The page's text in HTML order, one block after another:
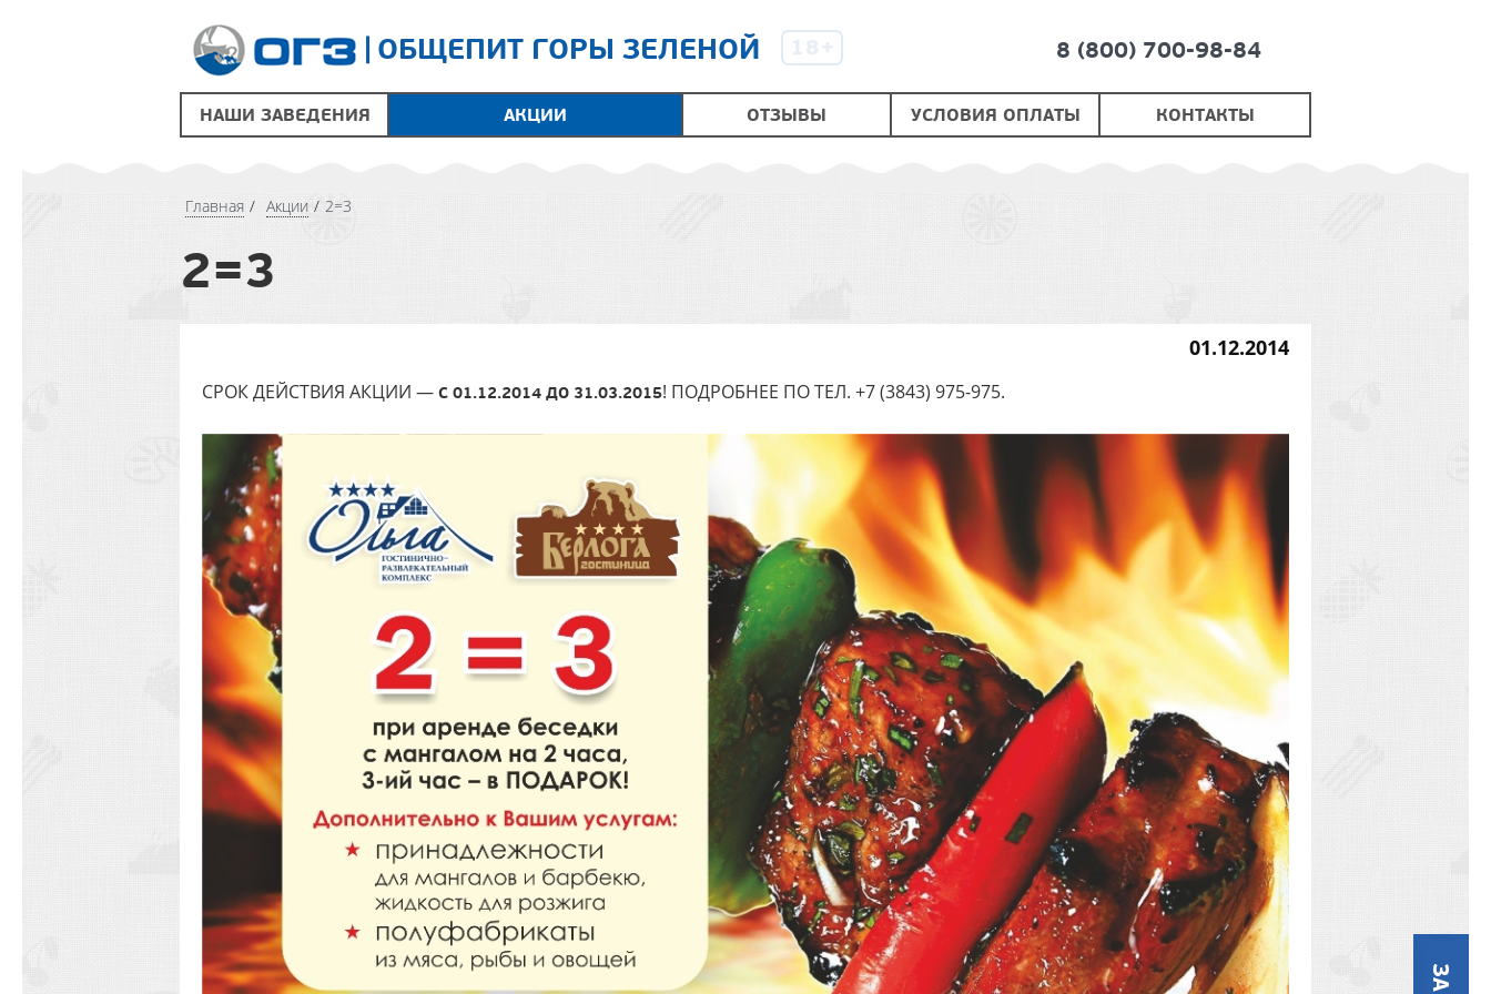
ОБЩЕПИТ ГОРЫ ЗЕЛЕНОЙ 8 (800) 700-98-84
НАШИ ЗАВЕДЕНИЯ АКЦИИ ОТЗЫВЫ УСЛОВИЯ ОПЛАТЫ КОНТАКТЫ
Главная Акции 2=3
2=3
01.12.2014
СРОК ДЕЙСТВИЯ АКЦИИ — С 01.12.2014 ДО 31.03.2015! ПОДРОБНЕЕ ПО ТЕЛ. +7 (3843) 975-975.